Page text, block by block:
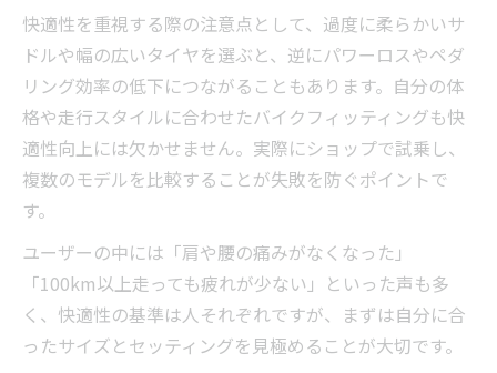
快適性を重視する際の注意点として、過度に柔らかいサ
ドルや幅の広いタイヤを選ぶと、逆にパワーロスやペダ
リング効率の低下につながることもあります。自分の体
格や走行スタイルに合わせたバイクフィッティングも快
適性向上には欠かせません。実際にショップで試乗し、
複数のモデルを比較することが失敗を防ぐポイントで
す。
ユーザーの中には「肩や腰の痛みがなくなった」
「100km以上走っても疲れが少ない」といった声も多
く、快適性の基準は人それぞれですが、まずは自分に合
ったサイズとセッティングを見極めることが大切です。